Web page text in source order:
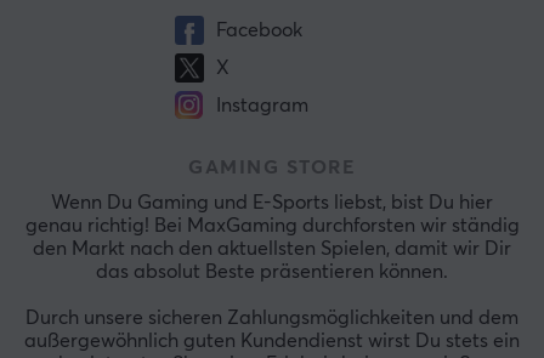
Facebook
X
Instagram
GAMING STORE
Wenn Du Gaming und E-Sports liebst, bist Du hier
genau richtig! Bei MaxGaming durchforsten wir ständig
den Markt nach den aktuellsten Spielen, damit wir Dir
das absolut Beste präsentieren können.
Durch unsere sicheren Zahlungsmöglichkeiten und dem
außergewöhnlich guten Kundendienst wirst Du stets ein